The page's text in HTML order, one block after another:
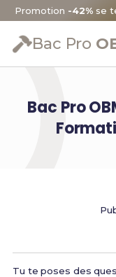
Promotion -42% se
Bac Pro
Bac Pro
Tu te poses des